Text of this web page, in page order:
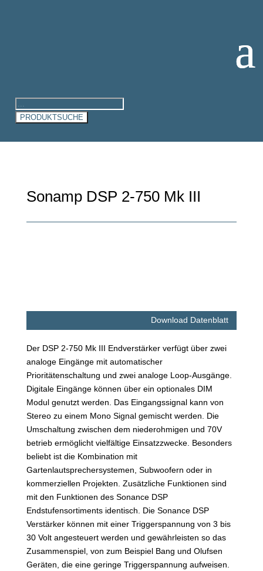
search
PRODUKTSUCHE
Sonamp DSP 2-750 Mk III
Download Datenblatt
Der DSP 2-750 Mk III Endverstärker verfügt über zwei
analoge Eingänge mit automatischer
Prioritätenschaltung und zwei analoge Loop-Ausgänge.
Digitale Eingänge können über ein optionales DIM
Modul genutzt werden. Das Eingangssignal kann von
Stereo zu einem Mono Signal gemischt werden. Die
Umschaltung zwischen dem niederohmigen und 70V
betrieb ermöglicht vielfältige Einsatzzwecke. Besonders
beliebt ist die Kombination mit
Gartenlautsprechersystemen, Subwoofern oder in
kommerziellen Projekten. Zusätzliche Funktionen sind
mit den Funktionen des Sonance DSP
Endstufensortiments identisch. Die Sonance DSP
Verstärker können mit einer Triggerspannung von 3 bis
30 Volt angesteuert werden und gewährleisten so das
Zusammenspiel, von zum Beispiel Bang und Olufsen
Geräten, die eine geringe Triggerspannung aufweisen.